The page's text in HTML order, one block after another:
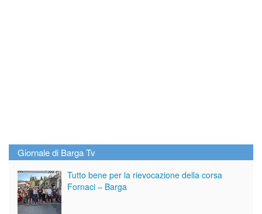
Giornale di Barga Tv
Tutto bene per la rievocazione della corsa
Fornaci – Barga